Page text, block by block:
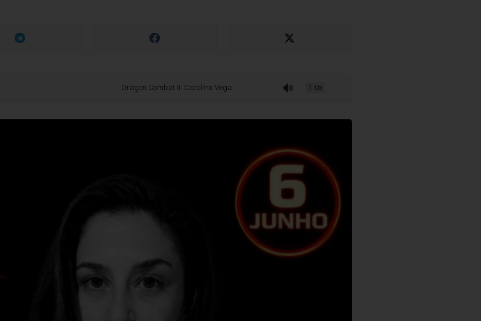
Dragon Combat II: Carolina Vega pronta para desafio internacional em Portugal
1.0x